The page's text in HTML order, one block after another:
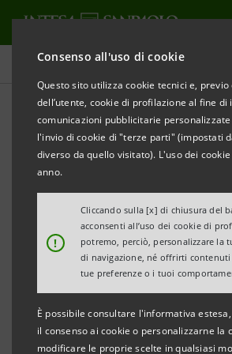
Consenso all'uso di cookie
Questo sito utilizza cookie tecnici e, previo
dell’utente, cookie di profilazione al fine di
comunicazioni pubblicitarie
l'invio di cookie di "terze parti" (impostati
diverso da quello visitato). L'uso dei
anno.
!
Cliccando sulla [x] di chiusura del
acconsenti all’uso dei cookie di
potremo, perciò, personalizzare la
di navigazione, né offrirti
tue preferenze o i tuoi
È possibile consultare l'informativa
il consenso ai cookie o personalizzarne la
modificare le proprie scelte in qualsiasi
Comunicati stampa
STAMPA AGGIORNA
INTESA SANPAOLO, PARTNER
GUSTO, SOSTIENE IL PROGETTO
UGANDA A FAVORE DI PICCOLI
AGRICOLI E SCUOLE
Obiettivo: favorire la sostenibilità
cibo fresco e pulito alle
giovani coltivatori e nelle scuole.
tre Mercati della Terra,